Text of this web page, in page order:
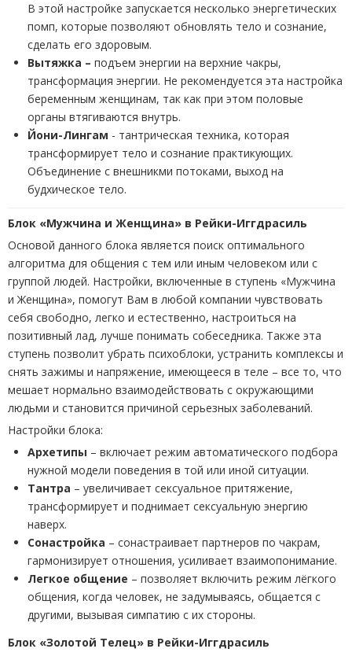
В этой настройке запускается несколько энергетических
помп, которые позволяют обновлять тело и сознание,
сделать его здоровым.
Вытяжка – подъем энергии на верхние чакры,
трансформация энергии. Не рекомендуется эта настройка
беременным женщинам, так как при этом половые
органы втягиваются внутрь.
Йони-Лингам - тантрическая техника, которая
трансформирует тело и сознание практикующих.
Объединение с внешникми потоками, выход на
будхическое тело.
Блок «Мужчина и Женщина» в Рейки-Иггдрасиль
Основой данного блока является поиск оптимального
алгоритма для общения с тем или иным человеком или с
группой людей. Настройки, включенные в ступень «Мужчина
и Женщина», помогут Вам в любой компании чувствовать
себя свободно, легко и естественно, настроиться на
позитивный лад, лучше понимать собеседника. Также эта
ступень позволит убрать психоблоки, устранить комплексы и
снять зажимы и напряжение, имеющееся в теле – все то, что
мешает нормально взаимодействовать с окружающими
людьми и становится причиной серьезных заболеваний.
Настройки блока:
Архетипы – включает режим автоматического подбора
нужной модели поведения в той или иной ситуации.
Тантра – увеличивает сексуальное притяжение,
трансформирует и поднимает сексуальную энергию
наверх.
Сонастройка – сонастраивает партнеров по чакрам,
гармонизирует отношения, усиливает взаимопонимание.
Легкое общение – позволяет включить режим лёгкого
общения, когда человек, не задумываясь, общается с
другими, вызывая симпатию с их стороны.
Блок «Золотой Телец» в Рейки-Иггдрасиль